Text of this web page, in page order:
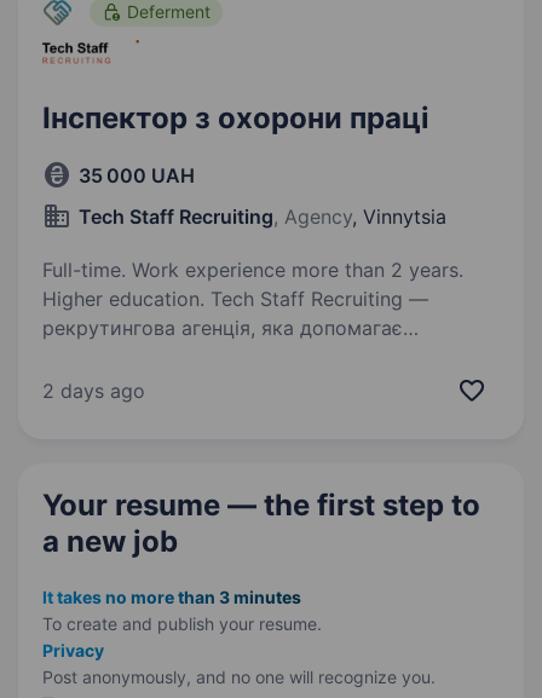
Deferment
Інспектор з охорони праці
35 000 UAH
Tech Staff Recruiting, Agency, Vinnytsia
Full-time. Work experience more than 2 years.
Higher education. Tech Staff Recruiting —
рекрутингова агенція, яка допомагає
від первинного пошуку до фінальних етапів
2 days ago
Your resume — the first step to
a new job
It takes no more than 3 minutes
To create and publish your resume.
Privacy
Post anonymously, and no one will recognize you.